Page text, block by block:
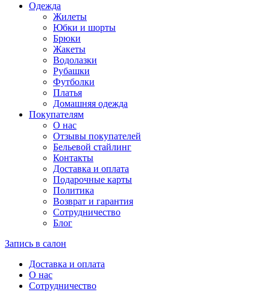
Одежда
Жилеты
Юбки и шорты
Брюки
Жакеты
Водолазки
Рубашки
Футболки
Платья
Домашняя одежда
Покупателям
О нас
Отзывы покупателей
Бельевой стайлинг
Контакты
Доставка и оплата
Подарочные карты
Политика
Возврат и гарантия
Сотрудничество
Блог
Запись в салон
Доставка и оплата
О нас
Сотрудничество